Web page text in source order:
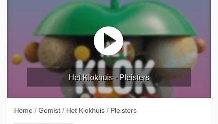
Het Klokhuis - Pleisters
Home / Gemist / Het Klokhuis / Pleisters